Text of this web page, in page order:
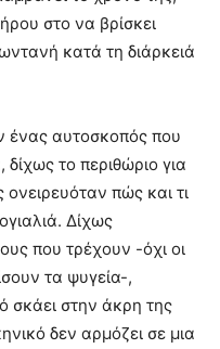
στο να βρίσκει
κατά τη διάρκειά
ένας αυτοσκοπός που
το περιθώριο για
ονειρευόταν πώς και τι
Δίχως
που τρέχουν -όχι οι
τα ψυγεία-,
σκάει στην άκρη της
δεν αρμόζει σε μια